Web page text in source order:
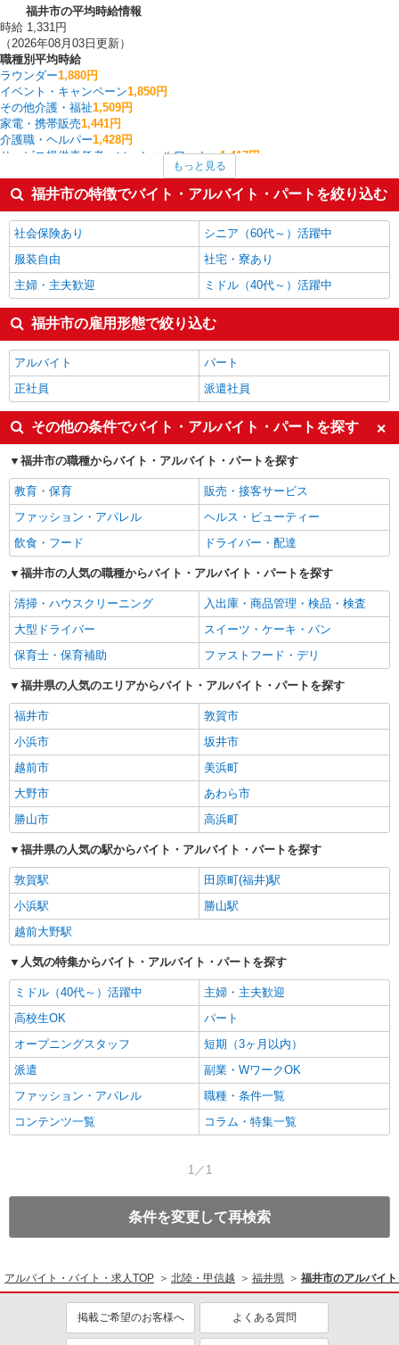
福井市の平均時給情報
時給 1,331円
（2026年08月03日更新）
職種別平均時給
ラウンダー1,880円
イベント・キャンペーン1,850円
その他介護・福祉1,509円
家電・携帯販売1,441円
介護職・ヘルパー1,428円
サービス提供責任者・ソーシャルワーカー1,417円
作業療法士・理学療法士・言語聴覚士・視能訓練士
1,377円
一般・営業事務 1,375円
量販店・大型SC・百貨店1,364円
福井市の他の職種の平均時給を見る
もっと見る
福井市の特徴でバイト・アルバイト・パートを絞り込む
社会保険あり
シニア（60代～）活躍中
服装自由
社宅・寮あり
主婦・主夫歓迎
ミドル（40代～）活躍中
福井市の雇用形態で絞り込む
アルバイト
パート
正社員
派遣社員
その他の条件でバイト・アルバイト・パートを探す
福井市の職種からバイト・アルバイト・パートを探す
教育・保育
販売・接客サービス
ファッション・アパレル
ヘルス・ビューティー
飲食・フード
ドライバー・配達
福井市の人気の職種からバイト・アルバイト・パートを探す
清掃・ハウスクリーニング
入出庫・商品管理・検品・検査
大型ドライバー
スイーツ・ケーキ・パン
保育士・保育補助
ファストフード・デリ
福井県の人気のエリアからバイト・アルバイト・パートを探す
福井市
敦賀市
小浜市
坂井市
越前市
美浜町
大野市
あわら市
勝山市
高浜町
福井県の人気の駅からバイト・アルバイト・パートを探す
敦賀駅
田原町(福井)駅
小浜駅
勝山駅
越前大野駅
人気の特集からバイト・アルバイト・パートを探す
ミドル（40代～）活躍中
主婦・主夫歓迎
高校生OK
パート
オープニングスタッフ
短期（3ヶ月以内）
派遣
副業・WワークOK
ファッション・アパレル
職種・条件一覧
コンテンツ一覧
コラム・特集一覧
1／1
条件を変更して再検索
アルバイト・バイト・求人TOP 北陸・甲信越 福井県 福井市のアルバイ
掲載ご希望のお客様へ よくある質問